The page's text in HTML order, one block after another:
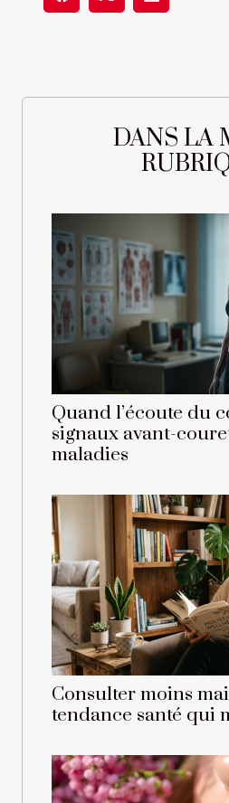
DANS LA
Quand l’écoute du
signaux avant-
maladies
Consulter moins
tendance santé qui